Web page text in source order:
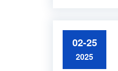
02-25
2025